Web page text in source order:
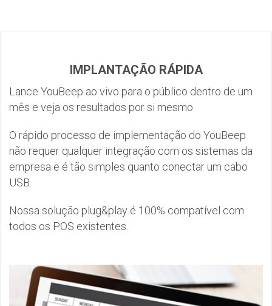
IMPLANTAÇÃO RÁPIDA
Lance YouBeep ao vivo para o público dentro de um
mês e veja os resultados por si mesmo.
O rápido processo de implementação do YouBeep
não requer qualquer integração com os sistemas da
empresa e é tão simples quanto conectar um cabo
USB.
Nossa solução plug&play é 100% compatível com
todos os POS existentes.